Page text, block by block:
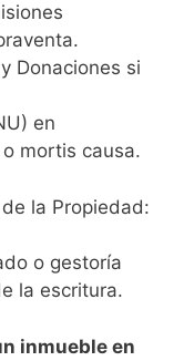
Donaciones si
en
mortis causa.
la Propiedad:
o gestoría
la escritura.
inmueble en